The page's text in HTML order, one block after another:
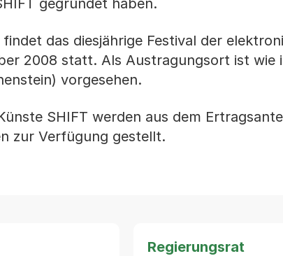
gegründet haben.
das diesjährige Festival der
2008 statt. Als Austragungsort ist wie
vorgesehen.
SHIFT werden aus dem
zur Verfügung gestellt.
Regierungsrat